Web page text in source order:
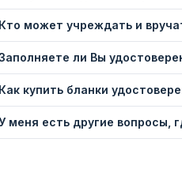
Кто может учреждать и
ли Вы
Как купить бланки
меня есть другие вопросы,